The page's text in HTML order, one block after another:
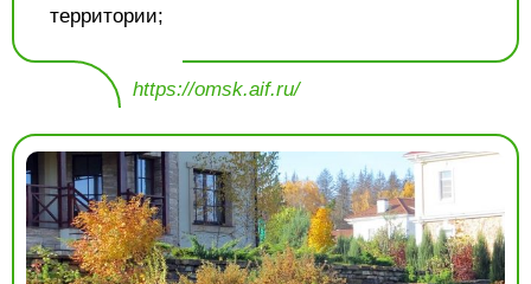
территории;
https://omsk.aif.ru/